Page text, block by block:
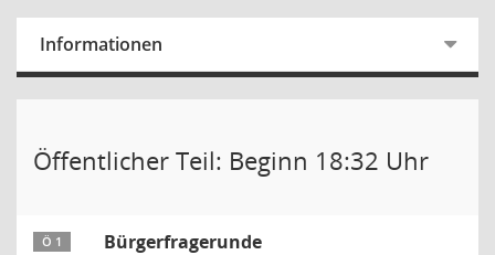
Informationen
Öffentlicher Teil: Beginn 18:32 Uhr
Ö 1 Bürgerfragerunde